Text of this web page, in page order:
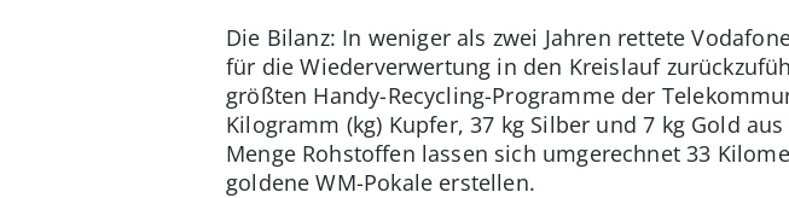
Die Bilanz: In weniger als zwei Jahren rettete
für die Wiederverwertung in den Kreislauf
größten Handy-Recycling-Programme der
Kilogramm (kg) Kupfer, 37 kg Silber und 7 kg Gold
Menge Rohstoffen lassen sich umgerechnet 33
goldene WM-Pokale erstellen.